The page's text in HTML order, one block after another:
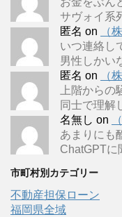
サヴォイ系
匿名 on
（
いつ連絡し
男性しかい
匿名 on
（
上階からの
同士で理解
名無し on
あまりにも
ChatGPT
市町村別カテゴリー
不動産担保ローン
福岡県全域